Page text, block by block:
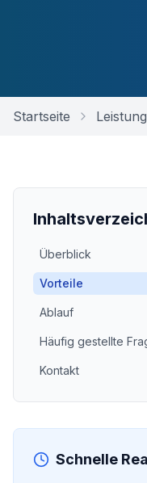
Startseite
Überblick
Vorteile
Ablauf
Häufig gestellte
Kontakt
Schnelle